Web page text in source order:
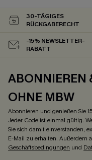
30-TÄGIGES
RÜCKGABERECHT
-15% NEWSLETTER-
RABATT
ABONNIEREN
OHNE MBW
Abonnieren und genießen Sie
Jeder Code ist einmal gültig.
Sie sich damit einverstanden,
E-Mail zu erhalten. Außerdem
Geschäftsbedingungen und